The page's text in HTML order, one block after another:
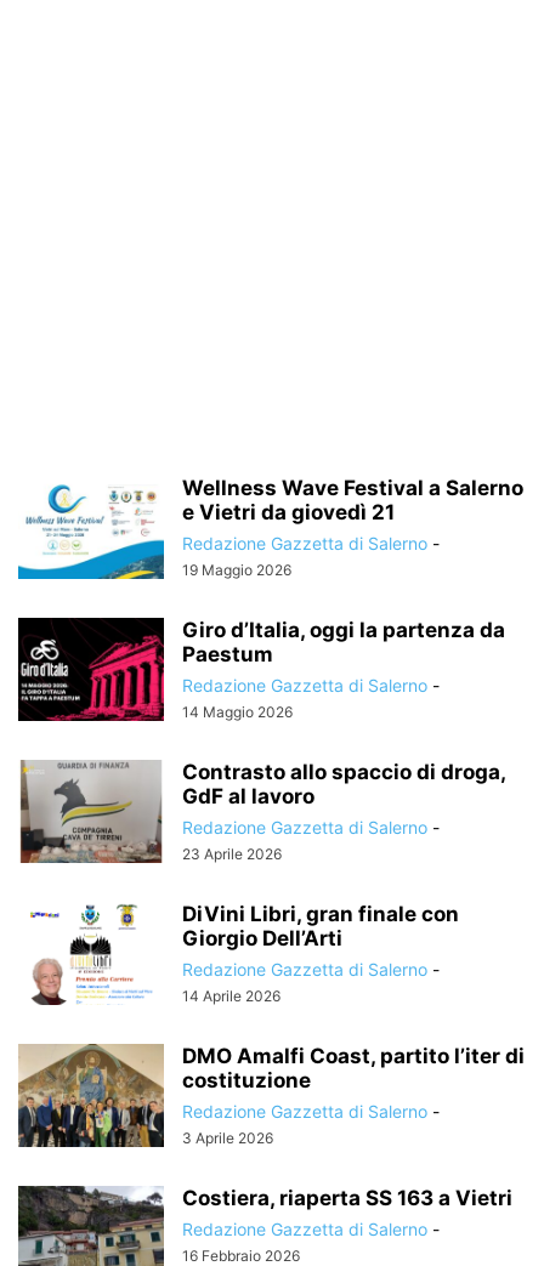
Wellness Wave Festival a Salerno
e Vietri da giovedì 21
Redazione Gazzetta di Salerno -
19 Maggio 2026
Giro d’Italia, oggi la partenza da
Paestum
Redazione Gazzetta di Salerno -
14 Maggio 2026
Contrasto allo spaccio di droga,
GdF al lavoro
Redazione Gazzetta di Salerno -
23 Aprile 2026
DiVini Libri, gran finale con
Giorgio Dell’Arti
Redazione Gazzetta di Salerno -
14 Aprile 2026
DMO Amalfi Coast, partito l’iter di
costituzione
Redazione Gazzetta di Salerno -
3 Aprile 2026
Costiera, riaperta SS 163 a Vietri
Redazione Gazzetta di Salerno -
16 Febbraio 2026